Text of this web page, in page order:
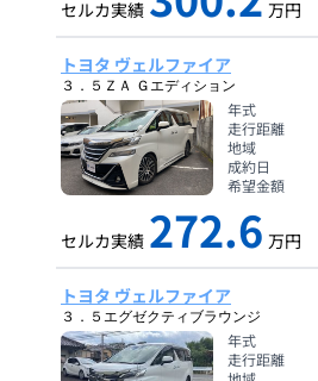
セルカ実績 万円
トヨタ ヴェルファイア
３．５ＺＡ Ｇエディション
年式
走行距離
地域
成約日
希望金額
セルカ実績 272.6 万円
トヨタ ヴェルファイア
３．５エグゼクティブラウンジ
年式
走行距離